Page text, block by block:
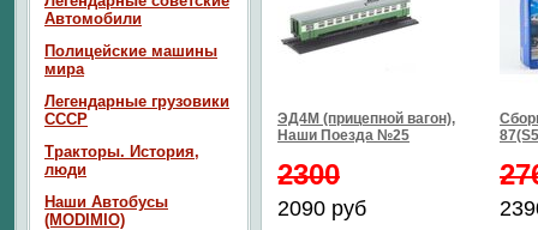
ЭД4М (прицепной вагон),
Наши Поезда №25
2300
2090 руб
Автомобили
Полицейские машины
мира
Легендарные грузовики
СССР
Тракторы. История,
люди
Наши Автобусы
(MODIMIO)